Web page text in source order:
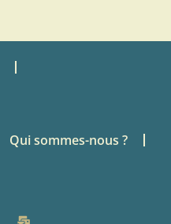
Qui sommes-nous ?